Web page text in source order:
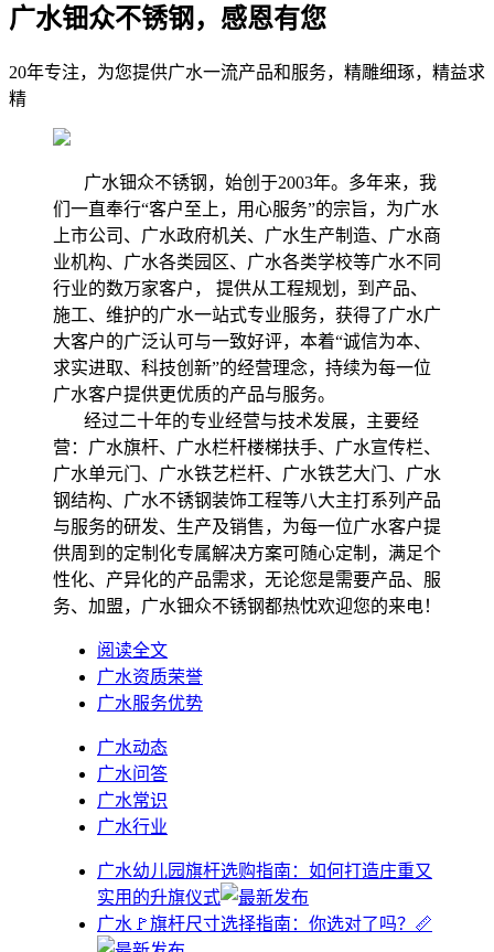
广水钿众不锈钢，感恩有您
20年专注，为您提供广水一流产品和服务，精雕细琢，精益求
精
广水钿众不锈钢，始创于2003年。多年来，我
们一直奉行“客户至上，用心服务”的宗旨，为广水
上市公司、广水政府机关、广水生产制造、广水商
业机构、广水各类园区、广水各类学校等广水不同
行业的数万家客户， 提供从工程规划，到产品、
施工、维护的广水一站式专业服务，获得了广水广
大客户的广泛认可与一致好评，本着“诚信为本、
求实进取、科技创新”的经营理念，持续为每一位
广水客户提供更优质的产品与服务。
经过二十年的专业经营与技术发展，主要经
营：广水旗杆、广水栏杆楼梯扶手、广水宣传栏、
广水单元门、广水铁艺栏杆、广水铁艺大门、广水
钢结构、广水不锈钢装饰工程等八大主打系列产品
与服务的研发、生产及销售，为每一位广水客户提
供周到的定制化专属解决方案可随心定制，满足个
性化、产异化的产品需求，无论您是需要产品、服
务、加盟，广水钿众不锈钢都热忱欢迎您的来电！
阅读全文
广水资质荣誉
广水服务优势
广水动态
广水问答
广水常识
广水行业
广水幼儿园旗杆选购指南：如何打造庄重又
实用的升旗仪式
广水🚩旗杆尺寸选择指南：你选对了吗？📏